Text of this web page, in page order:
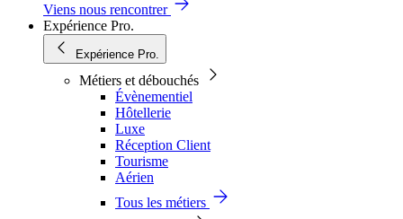
Viens nous rencontrer
Expérience Pro.
Expérience Pro.
Métiers et débouchés
Évènementiel
Hôtellerie
Luxe
Réception Client
Tourisme
Aérien
Tous les métiers